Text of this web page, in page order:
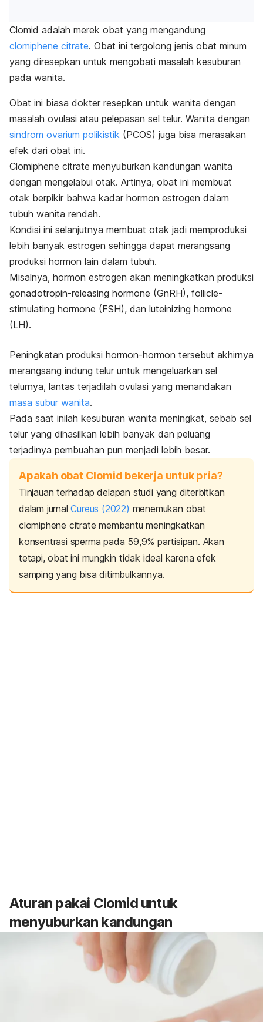
Clomid adalah merek obat yang mengandung
clomiphene citrate. Obat ini tergolong jenis obat minum
yang diresepkan untuk mengobati masalah kesuburan
pada wanita.
Obat ini biasa dokter resepkan untuk wanita dengan
masalah ovulasi atau pelepasan sel telur. Wanita dengan
sindrom ovarium polikistik (PCOS) juga bisa merasakan
efek dari obat ini.
Clomiphene citrate menyuburkan kandungan wanita
dengan mengelabui otak. Artinya, obat ini membuat
otak berpikir bahwa kadar hormon estrogen dalam
tubuh wanita rendah.
Kondisi ini selanjutnya membuat otak jadi memproduksi
lebih banyak estrogen sehingga dapat merangsang
produksi hormon lain dalam tubuh.
Misalnya, hormon estrogen akan meningkatkan produksi
gonadotropin-releasing hormone (GnRH), follicle-
stimulating hormone (FSH), dan luteinizing hormone
(LH).
Peningkatan produksi hormon-hormon tersebut akhirnya
merangsang indung telur untuk mengeluarkan sel
telurnya, lantas terjadilah ovulasi yang menandakan
masa subur wanita.
Pada saat inilah kesuburan wanita meningkat, sebab sel
telur yang dihasilkan lebih banyak dan peluang
terjadinya pembuahan pun menjadi lebih besar.
Apakah obat Clomid bekerja untuk pria?
Tinjauan terhadap delapan studi yang diterbitkan
dalam jurnalCureus (2022) menemukan obat
clomiphene citrate membantu meningkatkan
konsentrasi sperma pada 59,9% partisipan. Akan
tetapi, obat ini mungkin tidak ideal karena efek
samping yang bisa ditimbulkannya.
Aturan pakai Clomid untuk
menyuburkan kandungan